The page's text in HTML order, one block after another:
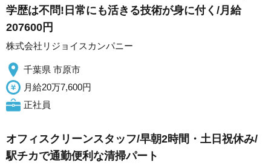
学歴は不問!日常にも活きる技術が身に付く/月給
207600円
株式会社リジョイスカンパニー
千葉県 市原市
月給20万7,600円
正社員
オフィスクリーンスタッフ/早朝2時間・土日祝休み/
駅チカで通勤便利な清掃パート